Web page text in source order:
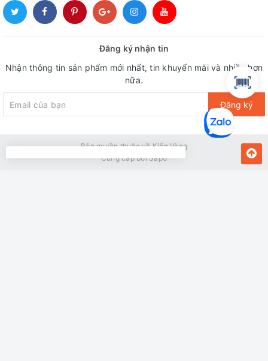
Đăng ký nhận tin
Nhận thông tin sản phẩm mới nhất, tin khuyến mãi và nhiều hơn
nữa.
Đăng ký
Bản quyền thuộc về Kiến Vàng
Cung cấp bởiSapo